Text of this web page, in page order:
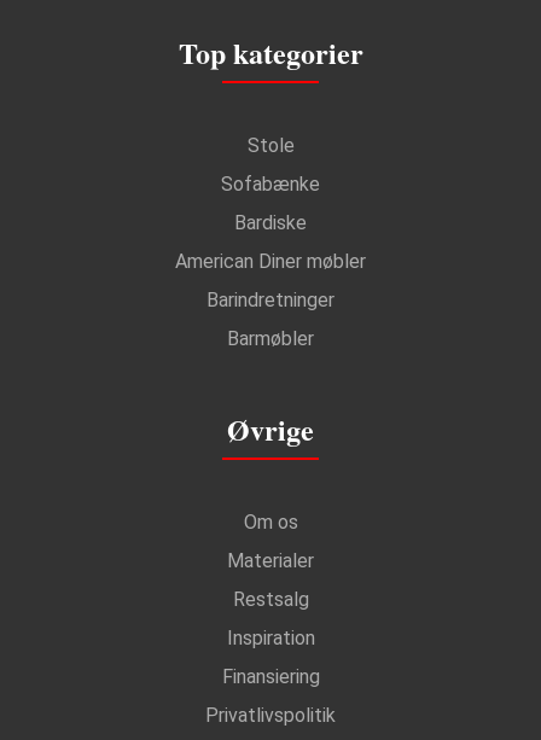
Top kategorier
Stole
Sofabænke
Bardiske
American Diner møbler
Barindretninger
Barmøbler
Øvrige
Om os
Materialer
Restsalg
Inspiration
Finansiering
Privatlivspolitik